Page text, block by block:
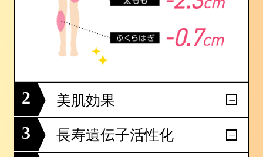
2 美肌効果
3 長寿遺伝子活性化